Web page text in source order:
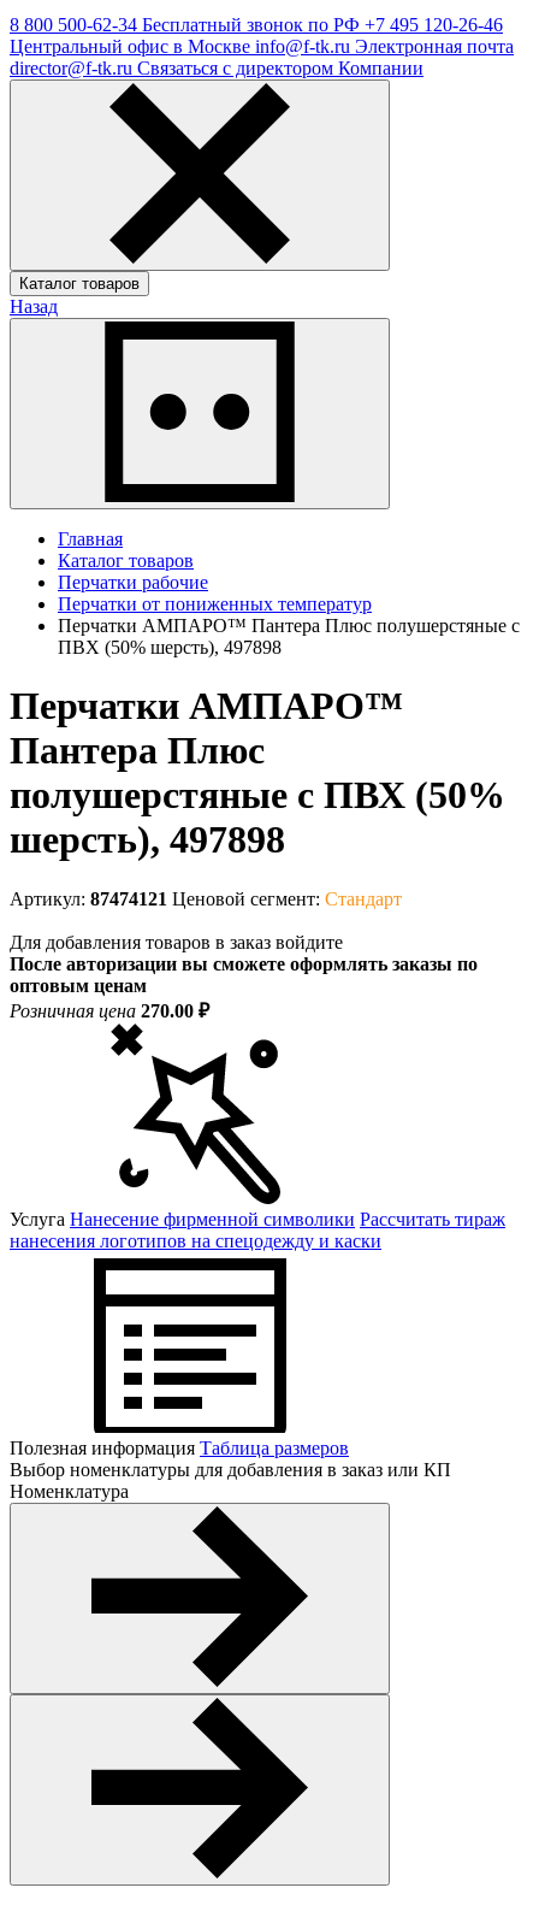
8 800 500-62-34 Бесплатный звонок по РФ +7 495 120-26-46
Центральный офис в Москве info@f-tk.ru Электронная почта
director@f-tk.ru Связаться с директором Компании
Каталог товаров
Назад
Главная
Каталог товаров
Перчатки рабочие
Перчатки от пониженных температур
Перчатки АМПАРО™ Пантера Плюс полушерстяные с
ПВХ (50% шерсть), 497898
Перчатки АМПАРО™
Пантера Плюс
полушерстяные с ПВХ (50%
шерсть), 497898
Артикул: 87474121 Ценовой сегмент: Стандарт
Для добавления товаров в заказ войдите
После авторизации вы сможете оформлять заказы по
оптовым ценам
Розничная цена 270.00 ₽
Услуга Нанесение фирменной символики Рассчитать тираж
нанесения логотипов на спецодежду и каски
Полезная информация Таблица размеров
Выбор номенклатуры для добавления в заказ или КП
Номенклатура